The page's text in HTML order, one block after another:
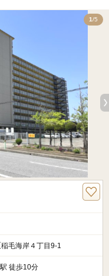
1/5
稲毛海岸４丁目9-1
駅 徒歩10分